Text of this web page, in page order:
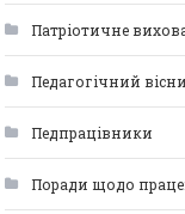
Патріотичне
Педагогічний
Педпрацівники
Поради щодо